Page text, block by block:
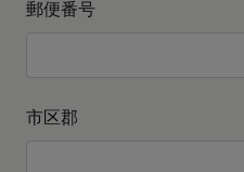
郵便番号
市区郡